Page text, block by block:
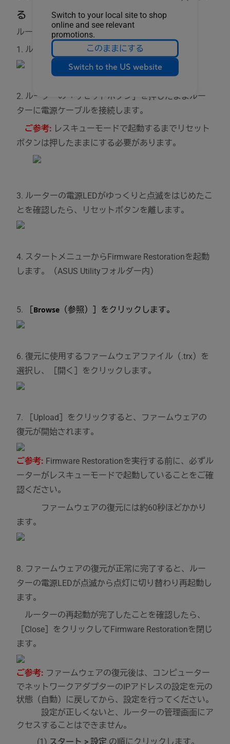
Switch to your local site to shop
online and see relevant
promotions.
このままにする
Switch to the US website
る
ルーター「RT-AC68U」を例にご説明します。
1. ルーターから電源ケーブルを取り外します。
2. ルーターの「リセットボタン」を押したままルー
ターに電源ケーブルを接続します。
ご参考: レスキューモードで起動するまでリセット
ボタンは押したままにする必要があります。
3. ルーターの電源LEDがゆっくりと点滅をはじめたこ
とを確認したら、リセットボタンを離します。
4. スタートメニューからFirmware Restorationを起動
します。（ASUS Utilityフォルダー内）
5. ［Browse （参照）］をクリックします。
6. 復元に使用するファームウェアファイル（.trx）を
選択し、［開く］をクリックします。
7. ［Upload］をクリックすると、ファームウェアの
復元が開始されます。
ご参考: Firmware Restorationを実行する前に、必ずル
ーターがレスキューモードで起動していることをご確
認ください。
ファームウェアの復元には約60秒ほどかかり
ます。
8. ファームウェアの復元が正常に完了すると、ルー
ターの電源LEDが点滅から点灯に切り替わり再起動し
ます。
ルーターの再起動が完了したことを確認したら、
［Close］をクリックしてFirmware Restorationを閉じ
ます。
ご参考: ファームウェアの復元後は、コンピューター
でネットワークアダプターのIPアドレスの設定を元の
状態（自動）に戻してから、設定を行ってください。
設定が正しくないと、ルーターの管理画面にア
クセスすることはできません。
(1) スタート > 設定 の順にクリックします。